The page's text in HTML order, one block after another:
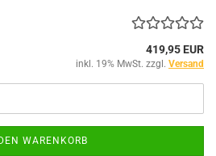
419,95 EUR
inkl. 19% MwSt. zzgl. Versand
WARENKORB